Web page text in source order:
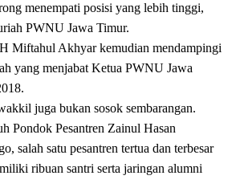
menempati posisi yang lebih tinggi,
PWNU Jawa Timur.
Miftahul Akhyar kemudian mendampingi
yang menjabat Ketua PWNU Jawa
juga bukan sosok sembarangan.
Pondok Pesantren Zainul Hasan
salah satu pesantren tertua dan terbesar
ribuan santri serta jaringan alumni